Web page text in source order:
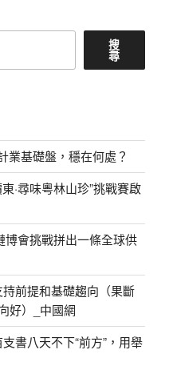
搜
尋
業基礎盤，穩在何處？
·尋味粵林山珍”挑戰賽啟
博會挑戰拼出一條全球供
前提和基礎趨向（果斷
好）_中國網
書八天不下“前方”，用舉